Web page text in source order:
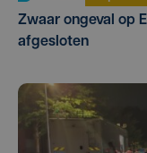
Zwaar ongeval op
afgesloten